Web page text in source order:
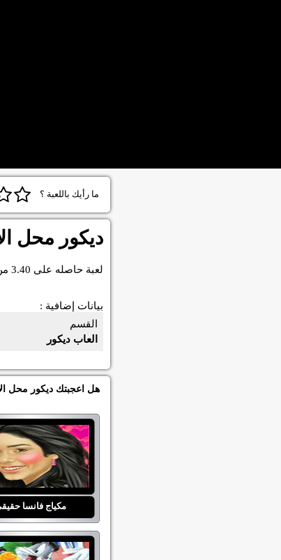
ما رأيك باللعبة ؟
ديكور محل
لعبة حاصله على 3.40
بيانات إضافية :
القسم
العاب ديكور
هل اعجبتك ديكور محل
مكياج فانسا